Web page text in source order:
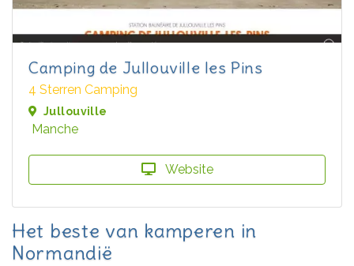
Camping de Jullouville les Pins
4 Sterren Camping
Jullouville
Manche
Website
Het beste van kamperen in
Normandië